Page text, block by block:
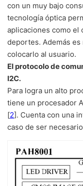
con un muy bajo
tecnología óptica
aplicaciones como el
deportes. Además
colocarlo al usuario.
El protocolo de
I2C.
Para logra un alto
tiene un procesador
[2]. Cuenta con una
caso de ser